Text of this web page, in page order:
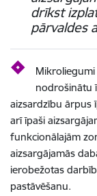
drīkst
pārvaldes
nodrošinātu
aizsardzību ārpus
arī īpaši
funkcionālajām
aizsargājamās
ierobežotas
pastāvēšanu.